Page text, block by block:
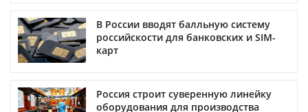
В России вводят балльную систему
российскости для банковских и SIM-
карт
Россия строит суверенную линейку
оборудования для производства